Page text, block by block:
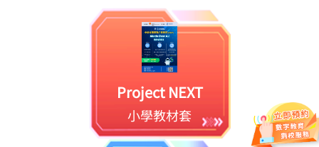
Project NEXT
小學教材套